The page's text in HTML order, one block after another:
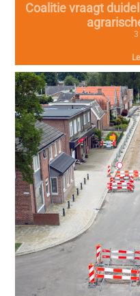
Coalitie vraagt
3